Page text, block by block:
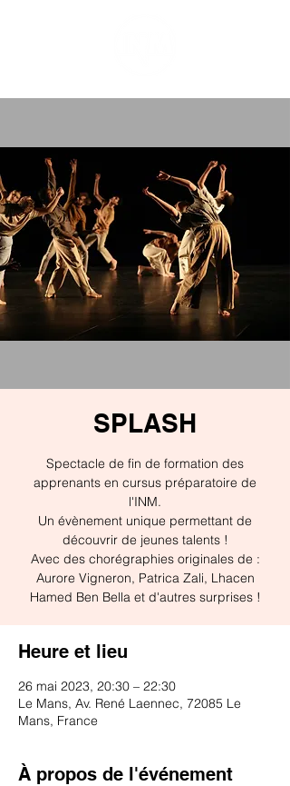
SPLASH
Spectacle de fin de formation des
apprenants en cursus préparatoire de
l'INM.
Un évènement unique permettant de
découvrir de jeunes talents !
Avec des chorégraphies originales de :
Aurore Vigneron, Patrica Zali, Lhacen
Hamed Ben Bella et d'autres surprises !
Heure et lieu
26 mai 2023, 20:30 – 22:30
Le Mans, Av. René Laennec, 72085 Le
Mans, France
À propos de l'événement